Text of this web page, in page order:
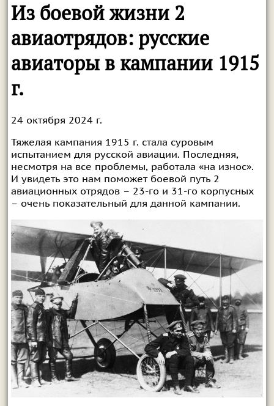
Из боевой жизни 2
авиаотрядов: русские
авиаторы в кампании 1915
г.
24 октября 2024 г.
Тяжелая кампания 1915 г. стала суровым
испытанием для русской авиации. Последняя,
несмотря на все проблемы, работала «на износ».
И увидеть это нам поможет боевой путь 2
авиационных отрядов – 23-го и 31-го корпусных
– очень показательный для данной кампании.